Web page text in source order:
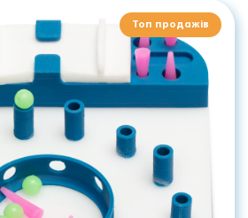
Топ продажів